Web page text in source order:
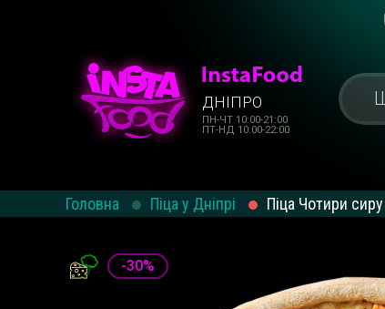
ДНІПРО
ПН-ЧТ 10:00-21:00
ПТ-НД 10:00-22:00
Головна Піца у Дніпрі Піца Чотири
-30%